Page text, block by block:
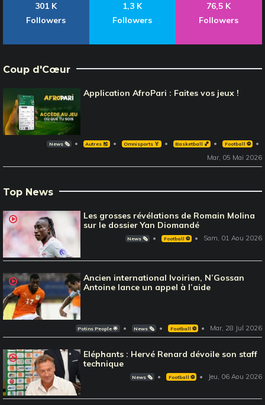
301 K
Followers
1,3 K
Followers
76,5 K
Followers
Coup d'Cœur
Application AfroPari : Faites vos jeux !
News 🗞️ Autres 🎽 Omnisports 🏅 Basketball 🏀 Football ⚽️
Mar, 05 Mai 2026
Top News
Les grosses révélations de Romain Molina
sur le dossier Yan Diomandé
News 🗞️ Football ⚽️ Sam, 01 Aou 2026
Ancien international Ivoirien, N’Gossan
Antoine lance un appel à l’aide
Potins People 🌟 News 🗞️ Football ⚽️ Mar, 28 Jul 2026
Eléphants : Hervé Renard dévoile son staff
technique
News 🗞️ Football ⚽️ Jeu, 06 Aou 2026